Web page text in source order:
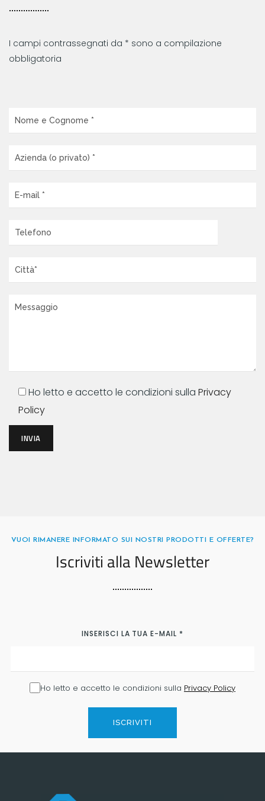
I campi contrassegnati da * sono a compilazione
obbligatoria
Ho letto e accetto le condizioni sulla Privacy
Policy
INVIA
VUOI RIMANERE INFORMATO SUI NOSTRI PRODOTTI E OFFERTE?
Iscriviti alla Newsletter
INSERISCI LA TUA E-MAIL *
Ho letto e accetto le condizioni sulla Privacy Policy
ISCRIVITI